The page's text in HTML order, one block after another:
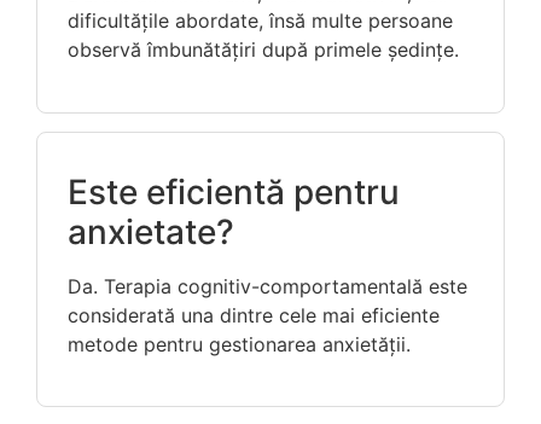
dificultățile abordate, însă multe persoane
observă îmbunătățiri după primele ședințe.
Este eficientă pentru
anxietate?
Da. Terapia cognitiv-comportamentală este
considerată una dintre cele mai eficiente
metode pentru gestionarea anxietății.